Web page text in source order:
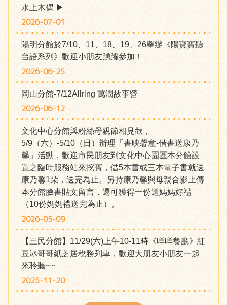
水上木偶 ▶︎
2026-07-01
陽明分館於7/10、11、18、19、26舉辦《陽寶寶聽
台語系列》歡迎小朋友踴躍參加！
2026-06-25
岡山分館-7/12Allring 萬潤故事營
2026-06-12
文化中心分館與粉絲母親節相見歡，
5/9（六）-5/10（日）辦理「書映馨意-借書送康乃
馨」活動，歡迎市民朋友到文化中心園區本分館設
置之臨時服務站來挖寶，借5本書或三本電子書就送
康乃馨1朵，送完為止。另持康乃馨與母親合影上傳
本分館臉書貼文留言，還可獲得一份送媽媽好禮
（10份媽媽禮送完為止）。
2026-05-09
【三民分館】11/29(六)上午10-11時《咩咩餐廳》紅
豆冰哥哥紙芝居稅務列車，歡迎大朋友小朋友一起
來聆聽~~
2025-11-20